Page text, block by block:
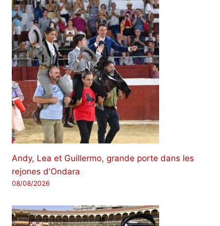
Andy, Lea et Guillermo, grande porte dans les
rejones d'Ondara
08/08/2026